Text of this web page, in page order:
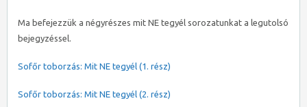
Ma befejezzük a négyrészes mit NE tegyél sorozatunkat a legutolsó
bejegyzéssel.
Sofőr toborzás: Mit NE tegyél (1. rész)
Sofőr toborzás: Mit NE tegyél (2. rész)